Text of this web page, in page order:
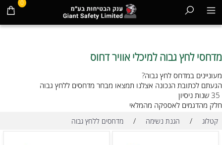
0
מדחסי לחץ גבוה למיכלי אוויר דחוס
מעוניינים במדחס לחץ גבוה?
הגעתם לכתובת הנכונה אצלנו תמצאו מבחר מדחסים ללחץ גבוה
חלק מהדגמים לאספקה מהמלאי
קטלוג / הגנת נשימה / מדחסים ללחץ גבוה